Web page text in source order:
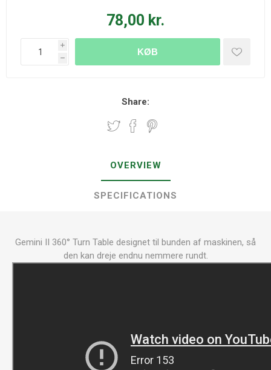
78,00 kr.
i
h
KØB
Share:
OVERVIEW
SPECIFICATIONS
Gemini II 360° Turn Table designet til bunden af maskinen, så
den kan dreje endnu nemmere rundt.